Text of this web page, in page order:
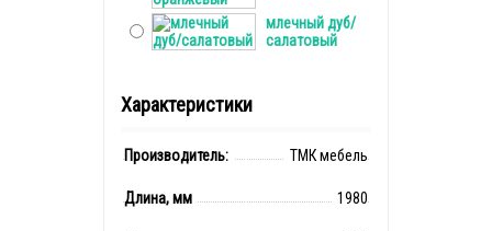
млечный дуб/
салатовый
Характеристики
Производитель: ТМК мебель
Длина, мм 1980